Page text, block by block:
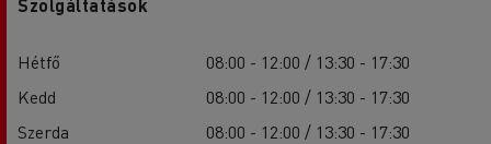
Hétfő
08:00 - 12:00 / 13:30 - 17:30
Kedd
08:00 - 12:00 / 13:30 - 17:30
Szerda
08:00 - 12:00 / 13:30 - 17:30